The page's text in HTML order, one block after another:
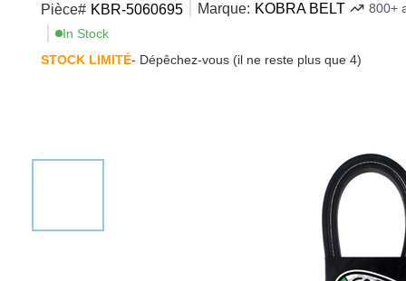
Pièce# KBR-5060695 Marque: KOBRA BELT
800+
In Stock
STOCK LIMITÉ- Dépêchez-vous (il ne reste plus que 4)